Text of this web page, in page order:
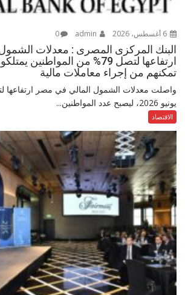
6 أغسطس، 2026 0
البنك المركزى المصرى : معدلات
ارتفاعها لتصل 79% من
تمكنهم من إجراء معاملات مالية
يونيو 2026، ليصبح عدد المواطنين...
الاقتصاد